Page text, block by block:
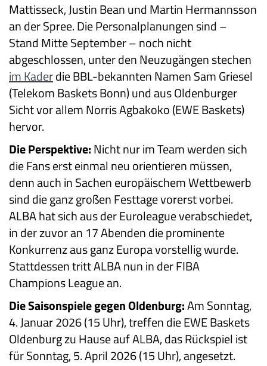
Mattisseck, Justin Bean und Martin Hermannsson
an der Spree. Die Personalplanungen sind –
Stand Mitte September – noch nicht
abgeschlossen, unter den Neuzugängen stechen
im Kaderdie BBL-bekannten Namen Sam Griesel
(Telekom Baskets Bonn) und aus Oldenburger
Sicht vor allem Norris Agbakoko (EWE Baskets)
hervor.
Die Perspektive:Nicht nur im Team werden sich
die Fans erst einmal neu orientieren müssen,
denn auch in Sachen europäischem Wettbewerb
sind die ganz großen Festtage vorerst vorbei.
ALBA hat sich aus der Euroleague verabschiedet,
in der zuvor an 17 Abenden die prominente
Konkurrenz aus ganz Europa vorstellig wurde.
Stattdessen tritt ALBA nun in der FIBA
Champions League an.
Die Saisonspiele gegen Oldenburg:Am Sonntag,
4. Januar 2026 (15 Uhr), treffen die EWE Baskets
Oldenburg zu Hause auf ALBA, das Rückspiel ist
für Sonntag, 5. April 2026 (15 Uhr), angesetzt.